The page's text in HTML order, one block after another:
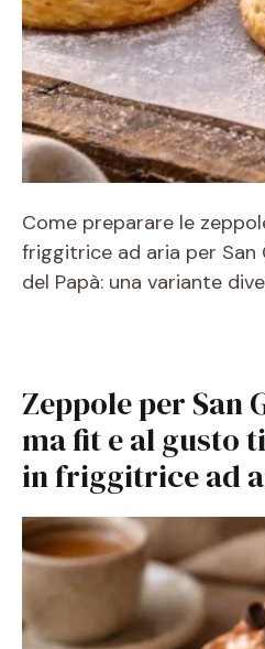
Come preparare le
friggitrice ad aria per San
del Papà: una variante
Zeppole per San
ma fit e al gusto
in friggitrice ad